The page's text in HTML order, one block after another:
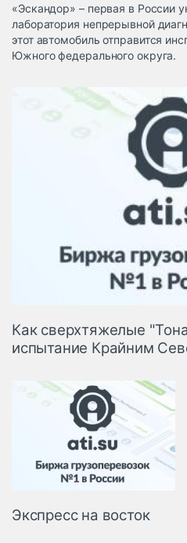
терминалы
транспорт
запчасти,
Топливо,
автохимия
«Эскандор» – первая в России
лаборатория непрерывной
этот автомобиль отправится
Южного федерального округа.
Как сверхтяжелые
испытание Крайним
Экспресс на восток